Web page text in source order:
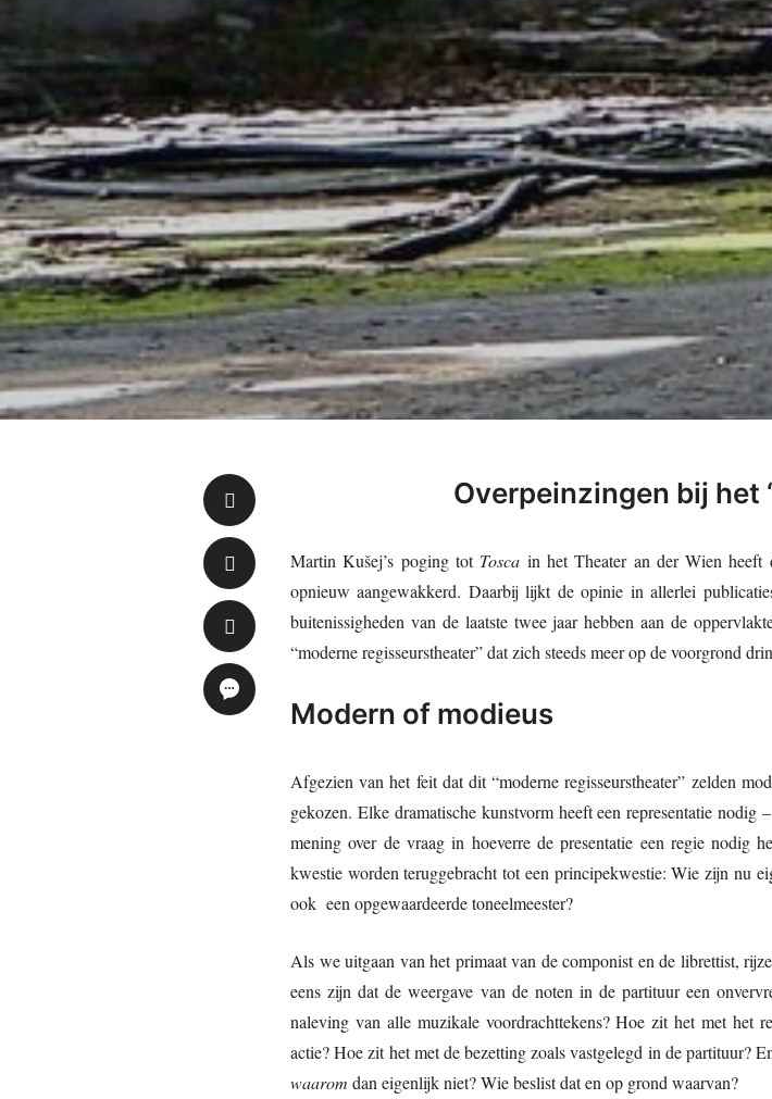
Overpeinzingen bij het
Martin Kušej’s poging tot Tosca in het Theater an der Wien heeft
opnieuw aangewakkerd. Daarbij lijkt de opinie in allerlei
buitenissigheden van de laatste twee jaar hebben aan de
“moderne regisseurstheater” dat zich steeds meer op de voorgrond
Modern of modieus
Afgezien van het feit dat dit “moderne regisseurstheater” zelden
gekozen. Elke dramatische kunstvorm heeft een representatie
mening over de vraag in hoeverre de presentatie een regie
kwestie worden teruggebracht tot een principekwestie: Wie zijn nu
ook een opgewaardeerde toneelmeester?
Als we uitgaan van het primaat van de componist en de librettist,
eens zijn dat de weergave van de noten in de partituur een
naleving van alle muzikale voordrachttekens? Hoe zit het met het
actie? Hoe zit het met de bezetting zoals vastgelegd in de partituur?
waarom dan eigenlijk niet? Wie beslist dat en op grond waarvan?